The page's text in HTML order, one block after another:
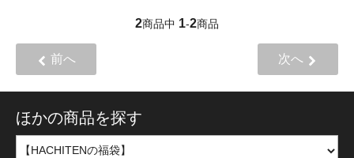
2商品中 1-2商品
前へ 次へ
ほかの商品を探す